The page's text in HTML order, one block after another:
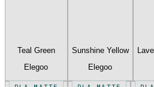
Teal Green
Elegoo
Sunshine Yellow
Elegoo